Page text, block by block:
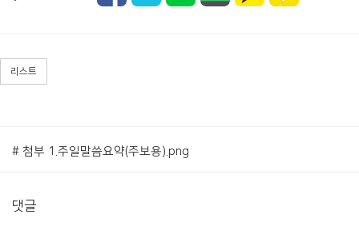
리스트
# 첨부 1.주일말씀요약(주보용).png
댓글